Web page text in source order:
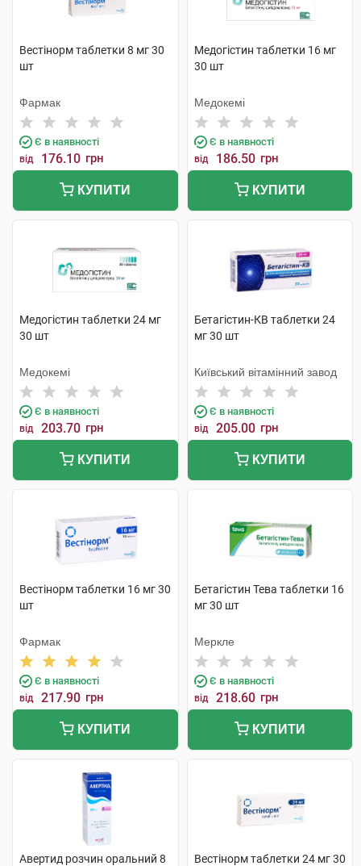
Вестінорм таблетки 8 мг 30
шт
Фармак
Є в наявності
від 176.10 грн
КУПИТИ
Медогістин таблетки 16 мг
30 шт
Медокемі
Є в наявності
від 186.50 грн
КУПИТИ
Медогістин таблетки 24 мг
30 шт
Медокемі
Є в наявності
від 203.70 грн
КУПИТИ
Бетагістин-КВ таблетки 24
мг 30 шт
Київський вітамінний завод
Є в наявності
від 205.00 грн
КУПИТИ
Вестінорм таблетки 16 мг 30
шт
Фармак
Є в наявності
від 217.90 грн
КУПИТИ
Бетагістин Тева таблетки 16
мг 30 шт
Меркле
Є в наявності
від 218.60 грн
КУПИТИ
Авертид розчин оральний 8
Вестінорм таблетки 24 мг 30